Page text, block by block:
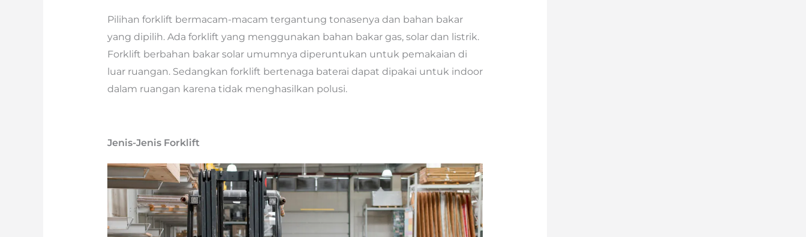
Pilihan forklift bermacam-macam tergantung tonasenya dan bahan bakar
yang dipilih. Ada forklift yang menggunakan bahan bakar gas, solar dan listrik.
Forklift berbahan bakar solar umumnya diperuntukan untuk pemakaian di
luar ruangan. Sedangkan forklift bertenaga baterai dapat dipakai untuk indoor
dalam ruangan karena tidak menghasilkan polusi.
Jenis-Jenis Forklift